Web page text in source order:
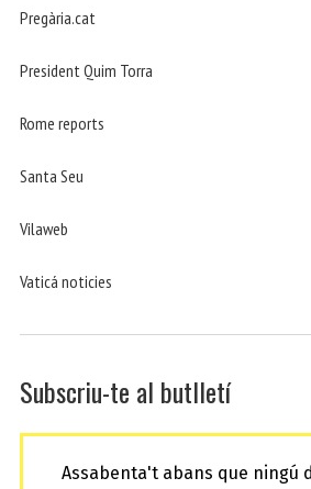
Pregària.cat
President Quim Torra
Rome reports
Santa Seu
Vilaweb
Vaticá noticies
Subscriu-te al butlletí
Assabenta't abans que ningú